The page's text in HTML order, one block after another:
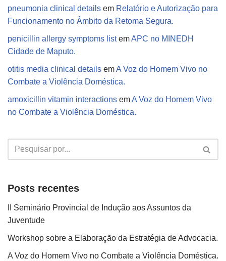
pneumonia clinical details em Relatório e Autorização para
Funcionamento no Âmbito da Retoma Segura.
penicillin allergy symptoms listemAPC no MINEDH
Cidade de Maputo.
otitis media clinical details emA Voz do Homem Vivo no
Combate a Violência Doméstica.
amoxicillin vitamin interactions emA Voz do Homem Vivo
no Combate a Violência Doméstica.
Posts recentes
II Seminário Provincial de Indução aos Assuntos da
Juventude
Workshop sobre a Elaboração da Estratégia de Advocacia.
A Voz do Homem Vivo no Combate a Violência Doméstica.